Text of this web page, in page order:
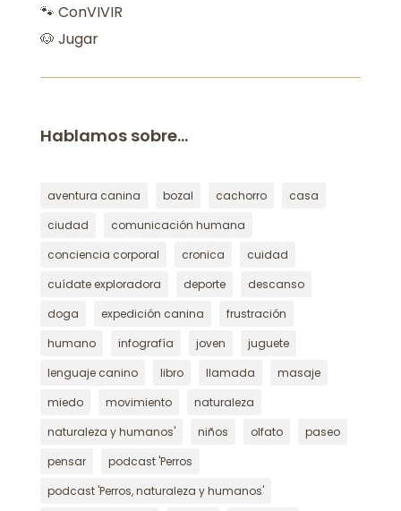
🐾 ConVIVIR
🐶 Jugar
Hablamos sobre…
aventura canina bozal cachorro
casa
ciudad
comunicación humana
conciencia corporal
cronica
cuidad
cuídate exploradora
deporte
descanso
doga
expedición canina
frustración
humano
infografía joven
juguete
lenguaje canino
libro llamada
masaje
miedo
movimiento
naturaleza
naturaleza y humanos'
niños olfato
paseo
pensar
podcast 'Perros
podcast 'Perros, naturaleza y humanos'